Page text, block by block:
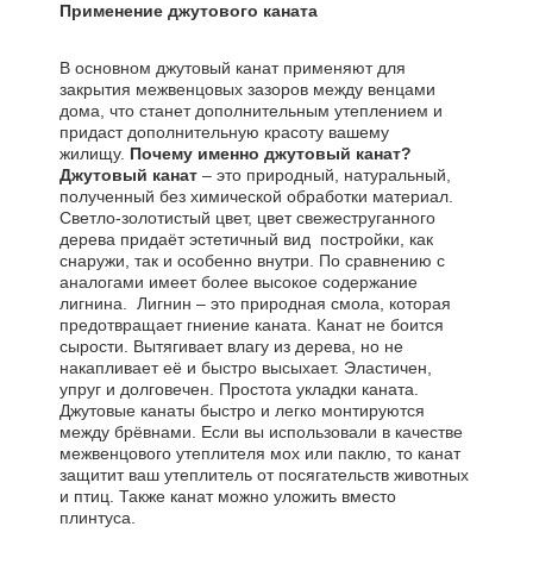
Применение джутового каната
В основном джутовый канат применяют для
закрытия межвенцовых зазоров между венцами
дома, что станет дополнительным утеплением и
придаст дополнительную красоту вашему
жилищу. Почему именно джутовый канат?
Джутовый канат – это природный, натуральный,
полученный без химической обработки материал.
Светло-золотистый цвет, цвет свежеструганного
дерева придаёт эстетичный вид постройки, как
снаружи, так и особенно внутри. По сравнению с
аналогами имеет более высокое содержание
лигнина. Лигнин – это природная смола, которая
предотвращает гниение каната. Канат не боится
сырости. Вытягивает влагу из дерева, но не
накапливает её и быстро высыхает. Эластичен,
упруг и долговечен. Простота укладки каната.
Джутовые канаты быстро и легко монтируются
между брёвнами. Если вы использовали в качестве
межвенцового утеплителя мох или паклю, то канат
защитит ваш утеплитель от посягательств животных
и птиц. Также канат можно уложить вместо
плинтуса.